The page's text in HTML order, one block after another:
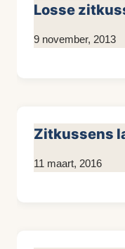
Losse
Door
9 november, 2013
Zitkussens
Door
11 maart, 2016